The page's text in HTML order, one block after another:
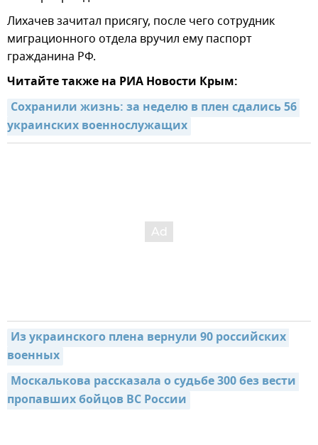
Лихачев зачитал присягу, после чего сотрудник
миграционного отдела вручил ему паспорт
гражданина РФ.
Читайте также на РИА Новости Крым:
Сохранили жизнь: за неделю в плен сдались 56
украинских военнослужащих
Из украинского плена вернули 90 российских
военных
Москалькова рассказала о судьбе 300 без вести
пропавших бойцов ВС России